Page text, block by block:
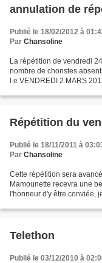
annulation de
Publié le 18/02/2012 à
Par Chansoline
La répétition de vendredi
nombre de choristes
l e VENDREDI 2 MARS
Répétition du
Publié le 18/11/2011 à
Par Chansoline
Cette répétition sera
Mamounette recevra une
l'honneur d'y être conviée,
Telethon
Publié le 03/12/2010 à